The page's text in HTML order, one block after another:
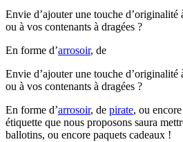
Envie d’ajouter une touche d’originalité
ou à vos contenants à dragées ?
En forme d’arrosoir, de
Envie d’ajouter une touche d’originalité
ou à vos contenants à dragées ?
En forme d’arrosoir, de pirate, ou
étiquette que nous proposons saura
ballotins, ou encore paquets cadeaux !